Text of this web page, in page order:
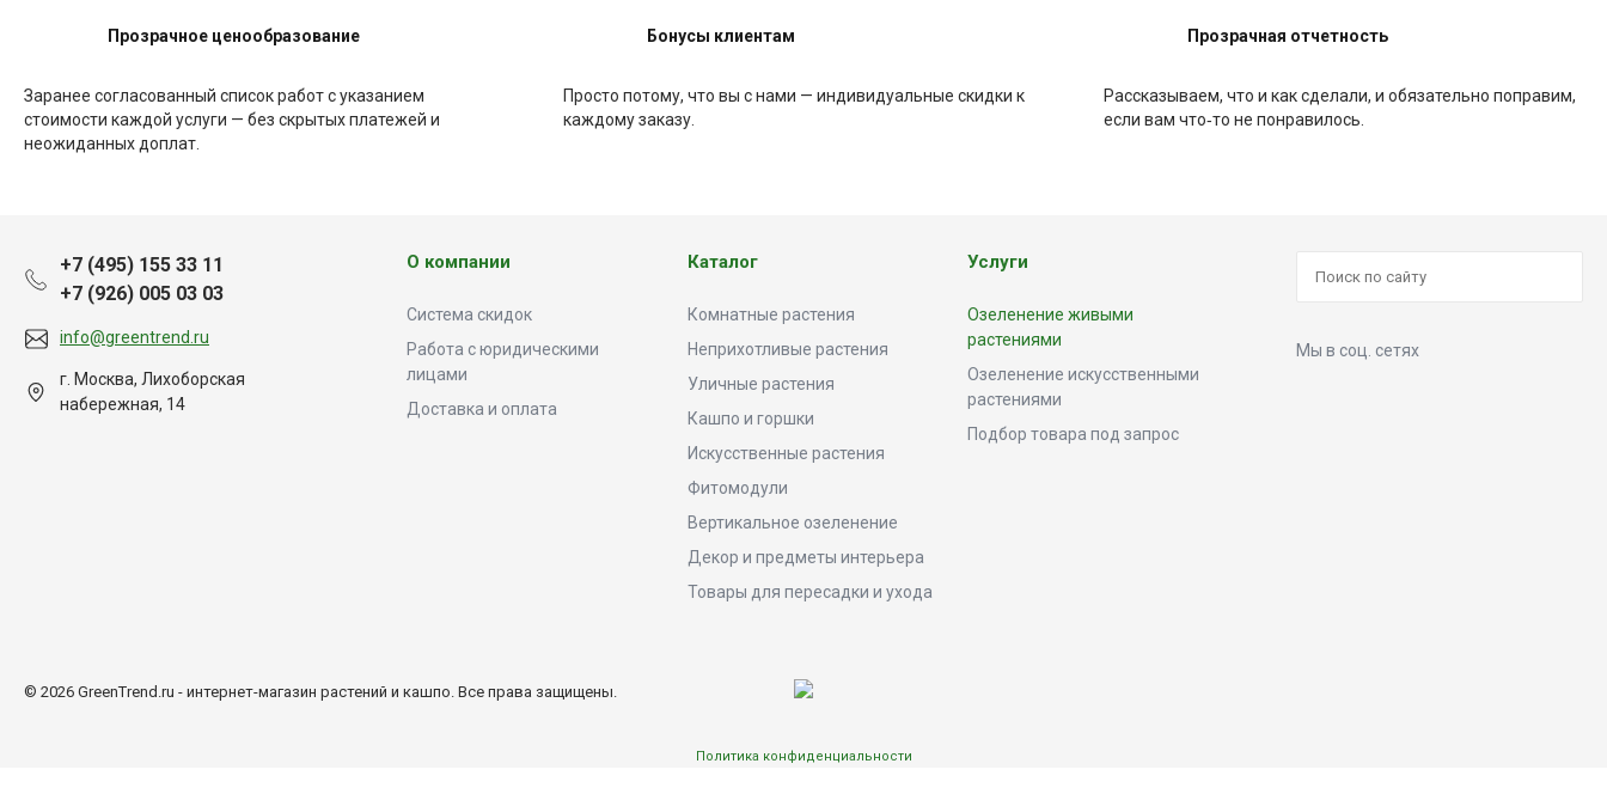
Прозрачное ценообразование
Заранее согласованный список работ с указанием
стоимости каждой услуги — без скрытых платежей и
неожиданных доплат.
Бонусы клиентам
Просто потому, что вы с нами — индивидуальные скидки к
каждому заказу.
Прозрачная отчетность
Рассказываем, что и как сделали, и обязательно поправим,
если вам что‑то не понравилось.
+7 (495) 155 33 11
+7 (926) 005 03 03
info@greentrend.ru
г. Москва, Лихоборская
набережная, 14
О компании
Система скидок
Работа с юридическими
лицами
Доставка и оплата
Каталог
Комнатные растения
Неприхотливые растения
Уличные растения
Кашпо и горшки
Искусственные растения
Фитомодули
Вертикальное озеленение
Декор и предметы интерьера
Товары для пересадки и ухода
Услуги
Озеленение живыми
растениями
Озеленение искусственными
растениями
Подбор товара под запрос
Мы в соц. сетях
© 2026 GreenTrend.ru - интернет-магазин растений и кашпо. Все права защищены.
Политика конфиденциальности